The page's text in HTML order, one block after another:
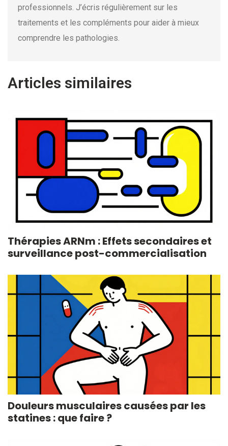
professionnels. J’écris régulièrement sur les
traitements et les compléments pour aider à mieux
comprendre les pathologies.
Articles similaires
Thérapies ARNm : Effets secondaires et
surveillance post-commercialisation
Douleurs musculaires causées par les
statines : que faire ?